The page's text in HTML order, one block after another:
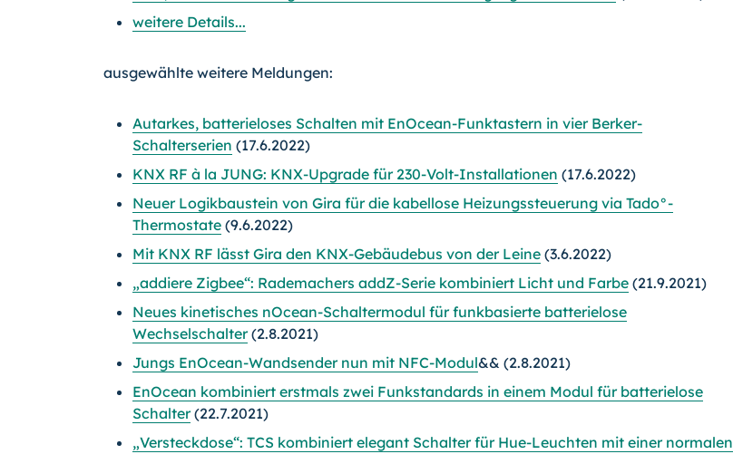
weitere Details...
ausgewählte weitere Meldungen:
Autarkes, batterieloses Schalten mit EnOcean-Funktastern in vier Berker-
Schalterserien (17.6.2022)
KNX RF à la JUNG: KNX-Upgrade für 230-Volt-Installationen (17.6.2022)
Neuer Logikbaustein von Gira für die kabellose Heizungssteuerung via Tado°-
Thermostate (9.6.2022)
Mit KNX RF lässt Gira den KNX-Gebäudebus von der Leine (3.6.2022)
„addiere Zigbee“: Rademachers addZ-Serie kombiniert Licht und Farbe (21.9.2021)
Neues kinetisches nOcean-Schaltermodul für funkbasierte batterielose
Wechselschalter(2.8.2021)
Jungs EnOcean-Wandsender nun mit NFC-Modul&& (2.8.2021)
EnOcean kombiniert erstmals zwei Funkstandards in einem Modul für batterielose
Schalter(22.7.2021)
„Versteckdose“: TCS kombiniert elegant Schalter für Hue-Leuchten mit einer normalen